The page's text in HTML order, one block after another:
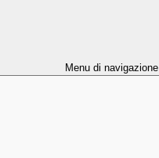
Menu di navigazione